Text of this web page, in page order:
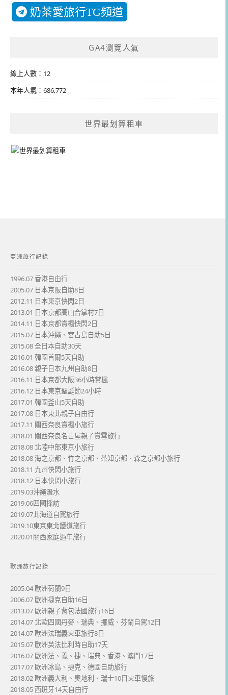
奶茶愛旅行TG頻道
GA4瀏覽人氣
線上人數：12
本年人氣：686,772
世界最划算租車
亞洲旅行記錄
1996.07 香港自由行
2005.07 日本京阪自助8日
2012.11 日本東京快閃2日
2013.01 日本京都高山合掌村7日
2014.11 日本京都賞楓快閃2日
2015.07 日本沖繩、宮古島自助5日
2015.08 全日本自助30天
2016.01 韓國首爾5天自助
2016.08 親子日本九州自助8日
2016.11 日本京都大阪36小時賞楓
2016.12 日本東京聖誕節24小時
2017.01 韓國釜山5天自助
2017.08 日本東北親子自由行
2017.11 關西奈良賞楓小旅行
2018.01 關西奈良名古屋親子賞雪旅行
2018.08 北陸中部東京小旅行
2018.08 海之京都、竹之京都、茶知京都、森之京都小旅行
2018.11 九州快閃小旅行
2018.12 日本快閃小旅行
2019.03沖繩潛水
2019.06四國採訪
2019.07北海道自駕旅行
2019.10東京東北鐵道旅行
2020.01關西家庭過年旅行
歐洲旅行記錄
2005.04 歐洲荷蘭9日
2006.07 歐洲捷克自助16日
2013.07 歐洲親子背包法國旅行16日
2014.07 北歐四國丹麥、瑞典、挪威、芬蘭自駕12日
2014.07 歐洲法瑞義火車旅行8日
2015.07 歐洲英法比利時自助17天
2016.07 歐洲法、義、捷、瑞典、香港、澳門17日
2017.07 歐洲冰島、捷克、德國自助旅行
2018.02 歐洲義大利、奧地利、瑞士10日火車慢旅
2018.05 西班牙14天自由行